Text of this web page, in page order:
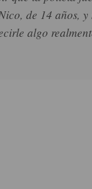
de 14 años, y
algo